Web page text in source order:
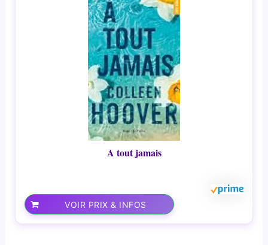
A tout jamais
VOIR PRIX & INFOS